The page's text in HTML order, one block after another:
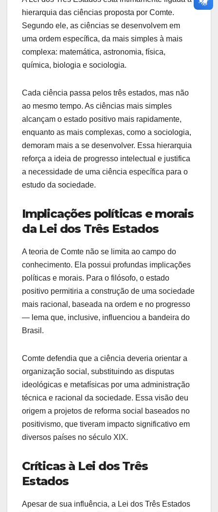
hierarquia das ciências proposta por Comte.
Segundo ele, as ciências se desenvolvem em
uma ordem específica, da mais simples à mais
complexa: matemática, astronomia, física,
química, biologia e sociologia.
Cada ciência passa pelos três estados, mas não
ao mesmo tempo. As ciências mais simples
alcançam o estado positivo mais rapidamente,
enquanto as mais complexas, como a sociologia,
demoram mais a se desenvolver. Essa hierarquia
reforça a ideia de progresso intelectual e justifica
a necessidade de uma ciência específica para o
estudo da sociedade.
Implicações políticas e morais
da Lei dos Três Estados
A teoria de Comte não se limita ao campo do
conhecimento. Ela possui profundas implicações
políticas e morais. Para o filósofo, o estado
positivo permitiria a construção de uma sociedade
mais racional, baseada na ordem e no progresso
— lema que, inclusive, influenciou a bandeira do
Brasil.
Comte defendia que a ciência deveria orientar a
organização social, substituindo as disputas
ideológicas e metafísicas por uma administração
técnica e racional da sociedade. Essa visão deu
origem a projetos de reforma social baseados no
positivismo, que tiveram impacto significativo em
diversos países no século XIX.
Críticas à Lei dos Três
Estados
Apesar de sua influência, a Lei dos Três Estados